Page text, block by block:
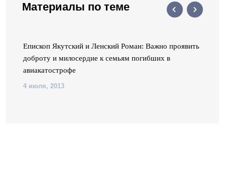
Материалы по теме
Епископ Якутский и Ленский Роман: Важно проявить
доброту и милосердие к семьям погибших в
авиакатострофе
4 июля, 2013